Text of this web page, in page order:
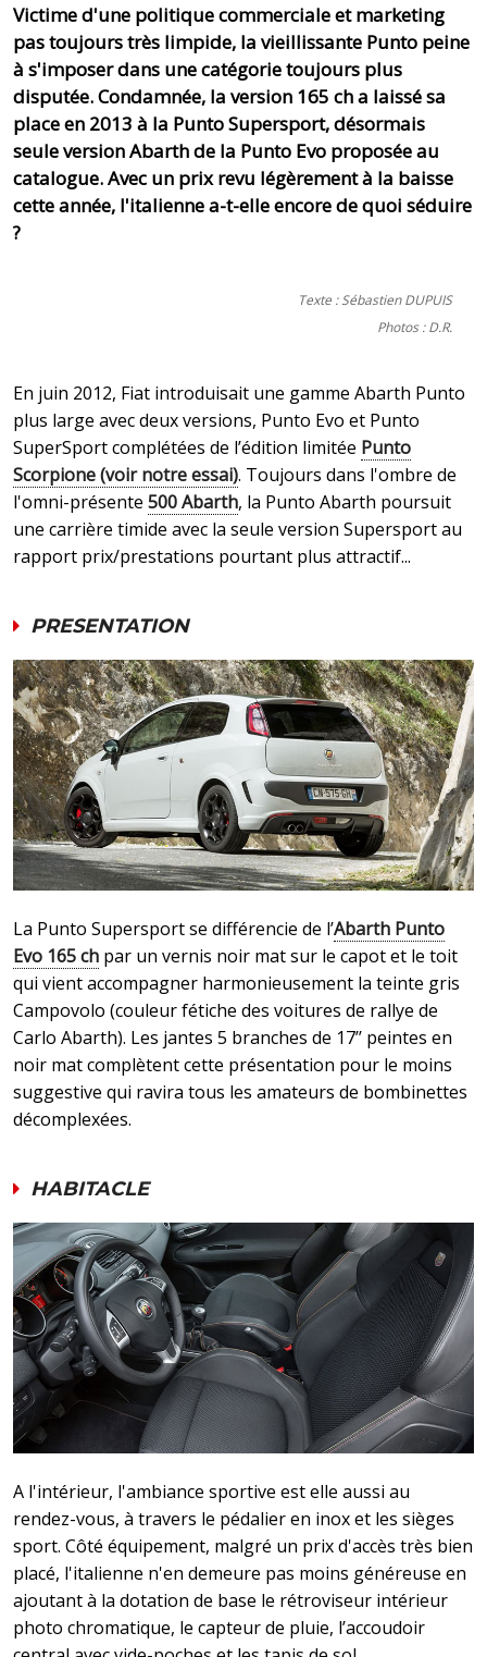
Victime d'une politique commerciale et marketing
pas toujours très limpide, la vieillissante Punto peine
à s'imposer dans une catégorie toujours plus
disputée. Condamnée, la version 165 ch a laissé sa
place en 2013 à la Punto Supersport, désormais
seule version Abarth de la Punto Evo proposée au
catalogue. Avec un prix revu légèrement à la baisse
cette année, l'italienne a-t-elle encore de quoi séduire
?
Texte : Sébastien DUPUIS
Photos : D.R.
En juin 2012, Fiat introduisait une gamme Abarth Punto
plus large avec deux versions, Punto Evo et Punto
SuperSport complétées de l’édition limitée Punto
Scorpione (voir notre essai). Toujours dans l'ombre de
l'omni-présente 500 Abarth, la Punto Abarth poursuit
une carrière timide avec la seule version Supersport au
rapport prix/prestations pourtant plus attractif...
PRESENTATION
La Punto Supersport se différencie de l’Abarth Punto
Evo 165 ch par un vernis noir mat sur le capot et le toit
qui vient accompagner harmonieusement la teinte gris
Campovolo (couleur fétiche des voitures de rallye de
Carlo Abarth). Les jantes 5 branches de 17’’ peintes en
noir mat complètent cette présentation pour le moins
suggestive qui ravira tous les amateurs de bombinettes
décomplexées.
HABITACLE
A l'intérieur, l'ambiance sportive est elle aussi au
rendez-vous, à travers le pédalier en inox et les sièges
sport. Côté équipement, malgré un prix d'accès très bien
placé, l'italienne n'en demeure pas moins généreuse en
ajoutant à la dotation de base le rétroviseur intérieur
photo chromatique, le capteur de pluie, l’accoudoir